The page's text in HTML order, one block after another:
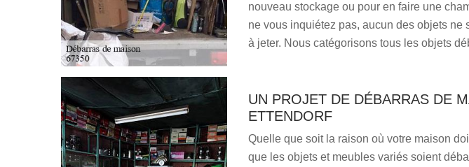
nouveau stockage ou pour en faire une
ne vous inquiétez pas, aucun des objets ne
à jeter. Nous catégorisons tous les objets
UN PROJET DE DÉBARRAS DE
ETTENDORF
Quelle que soit la raison où votre maison
que les objets et meubles variés soient